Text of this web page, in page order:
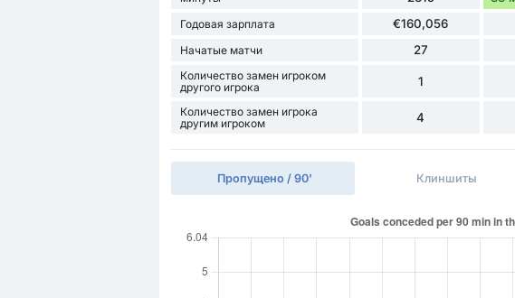
Годовая зарплата €160,056
Начатые матчи 27
Количество замен игроком
другого игрока
1
Количество замен игрока
другим игроком
4
Пропущено / 90' Клиншиты